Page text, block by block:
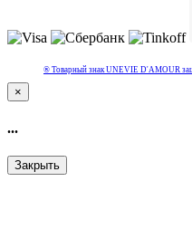
® Товарный знак UNEVIE D'AMOUR
×
...
Закрыть